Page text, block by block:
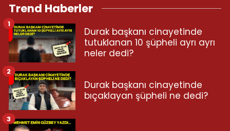
Trend Haberler
Durak başkanı cinayetinde
tutuklanan 10 şüpheli ayrı ayrı
neler dedi?
1
Durak başkanı cinayetinde
bıçaklayan şüpheli ne dedi?
2
3